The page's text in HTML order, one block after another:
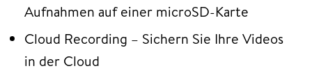
Aufnahmen auf einer microSD-Karte
Cloud Recording – Sichern Sie Ihre Videos
in der Cloud